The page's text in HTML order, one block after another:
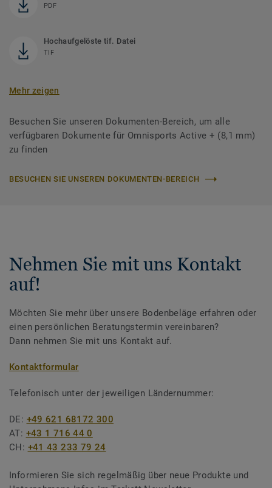
PDF
Hochaufgelöste tif. Datei
TIF
Mehr zeigen
Besuchen Sie unseren Dokumenten-Bereich, um alle
verfügbaren Dokumente für Omnisports Active + (8,1 mm)
zu finden
BESUCHEN SIE UNSEREN DOKUMENTEN-BEREICH
Nehmen Sie mit uns Kontakt
auf!
Möchten Sie mehr über unsere Bodenbeläge erfahren oder
einen persönlichen Beratungstermin vereinbaren?
Dann nehmen Sie mit uns Kontakt auf.
Kontaktformular
Telefonisch unter der jeweiligen Ländernummer:
DE: +49 621 68172 300
AT: +43 1 716 44 0
CH: +41 43 233 79 24
Informieren Sie sich regelmäßig über neue Produkte und